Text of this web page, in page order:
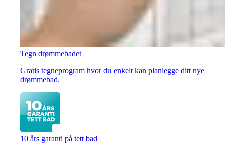
Tegn drømmebadet
Gratis tegneprogram hvor du enkelt kan planlegge ditt nye
drømmebad.
10 års garanti på tett bad